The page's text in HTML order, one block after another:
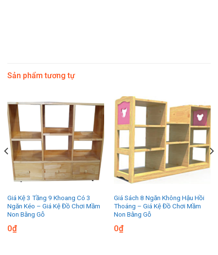
Sản phẩm tương tự
Giá Kệ 3 Tầng 9 Khoang Có 3
Ngăn Kéo – Giá Kệ Đồ Chơi Mầm
Non Bằng Gỗ
0₫
Giá Sách 8 Ngăn Không Hậu Hồi
Thoáng – Giá Kệ Đồ Chơi Mầm
Non Bằng Gỗ
0₫